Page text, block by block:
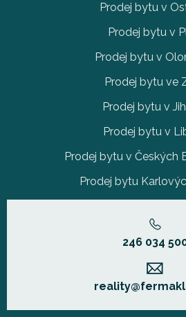
Prodej bytu v
Prodej bytu v
Prodej bytu v
Prodej bytu ve
Prodej bytu v
Prodej bytu v
Prodej bytu v Českých
Prodej bytu
246 034